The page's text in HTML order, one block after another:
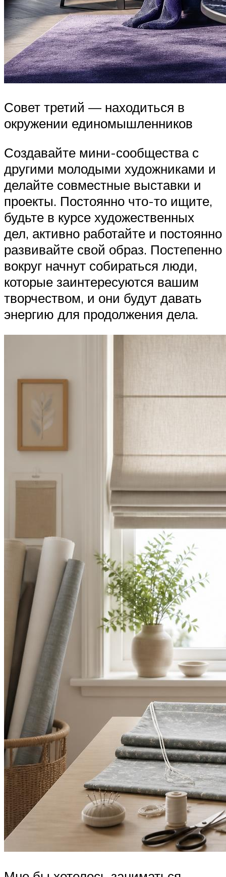
Совет третий — находиться в
окружении единомышленников
Создавайте мини-сообщества с
другими молодыми художниками и
делайте совместные выставки и
проекты. Постоянно что-то ищите,
будьте в курсе художественных
дел, активно работайте и постоянно
развивайте свой образ. Постепенно
вокруг начнут собираться люди,
которые заинтересуются вашим
творчеством, и они будут давать
энергию для продолжения дела.